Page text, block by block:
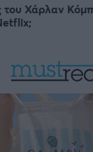
του Χάρλαν